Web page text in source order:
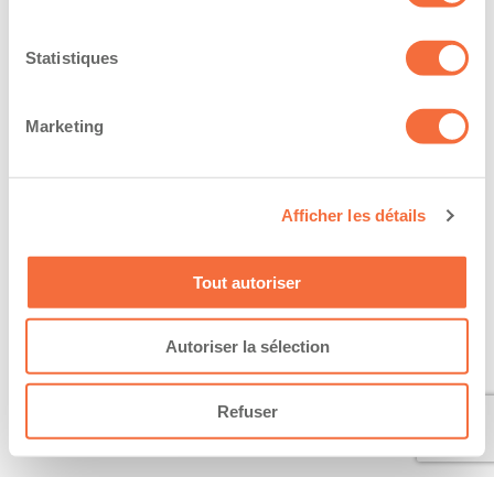
Statistiques
Marketing
Afficher les détails
Tout autoriser
Autoriser la sélection
Refuser